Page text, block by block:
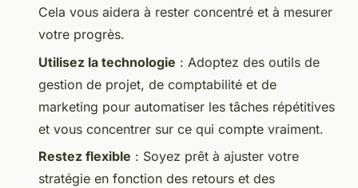
Cela vous aidera à rester concentré et à mesurer
votre progrès.
Utilisez la technologie : Adoptez des outils de
gestion de projet, de comptabilité et de
marketing pour automatiser les tâches répétitives
et vous concentrer sur ce qui compte vraiment.
Restez flexible : Soyez prêt à ajuster votre
stratégie en fonction des retours et des